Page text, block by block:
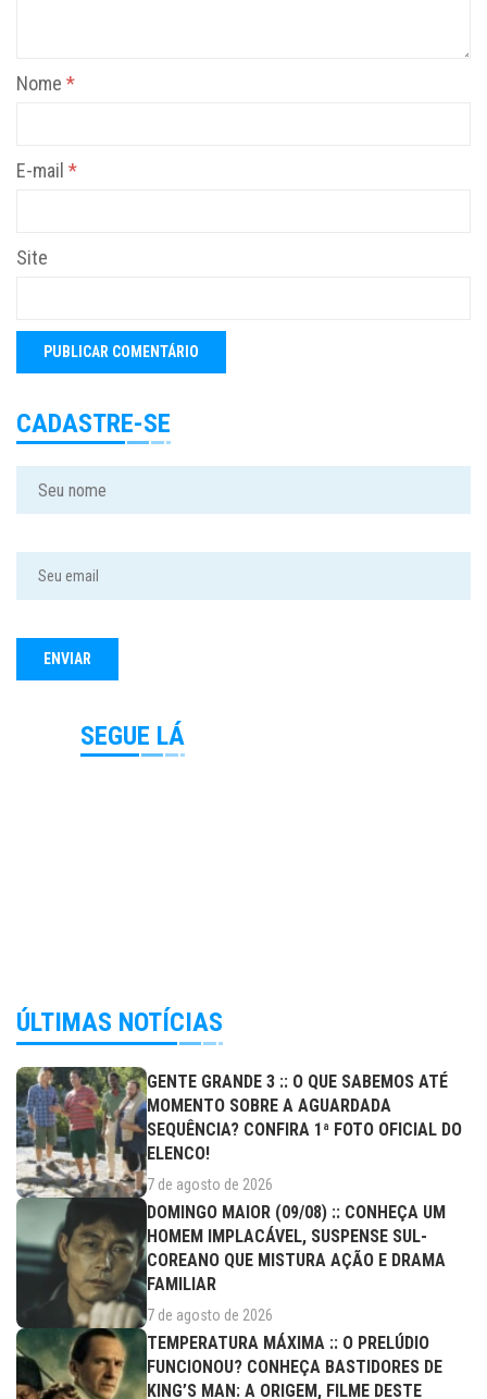
Nome *
E-mail *
Site
CADASTRE-SE
SEGUE LÁ
ÚLTIMAS NOTÍCIAS
GENTE GRANDE 3 :: O QUE SABEMOS ATÉ
MOMENTO SOBRE A AGUARDADA
SEQUÊNCIA? CONFIRA 1ª FOTO OFICIAL DO
ELENCO!
7 de agosto de 2026
DOMINGO MAIOR (09/08) :: CONHEÇA UM
HOMEM IMPLACÁVEL, SUSPENSE SUL-
COREANO QUE MISTURA AÇÃO E DRAMA
FAMILIAR
7 de agosto de 2026
TEMPERATURA MÁXIMA :: O PRELÚDIO
FUNCIONOU? CONHEÇA BASTIDORES DE
KING’S MAN: A ORIGEM, FILME DESTE